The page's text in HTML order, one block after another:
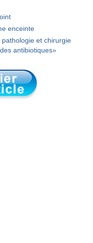
enceinte
et chirurgie
antibiotiques»